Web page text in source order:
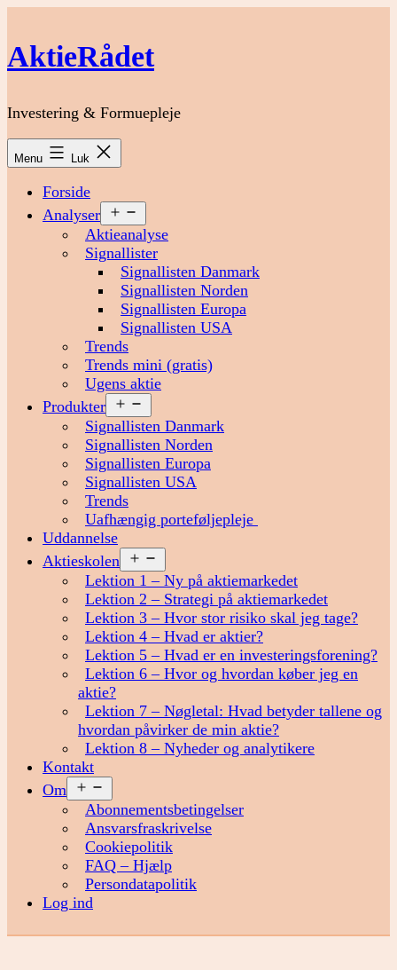
indhold
AktieRådet
Investering & Formuepleje
Menu Luk
Forside
Analyser
menu
Aktieanalyse
Signallister
Signallisten Danmark
Signallisten Norden
Signallisten Europa
Signallisten USA
Trends
Trends mini (gratis)
Ugens aktie
Produkter
menu
Signallisten Danmark
Signallisten Norden
Signallisten Europa
Signallisten USA
Trends
Uafhængig porteføljepleje
Uddannelse
Aktieskolen
menu
Lektion 1 – Ny på aktiemarkedet
Lektion 2 – Strategi på aktiemarkedet
Lektion 3 – Hvor stor risiko skal jeg tage?
Lektion 4 – Hvad er aktier?
Lektion 5 – Hvad er en investeringsforening?
Lektion 6 – Hvor og hvordan køber jeg en
aktie?
Lektion 7 – Nøgletal: Hvad betyder tallene og
hvordan påvirker de min aktie?
Lektion 8 – Nyheder og analytikere
Kontakt
Om
menu
Abonnementsbetingelser
Ansvarsfraskrivelse
Cookiepolitik
FAQ – Hjælp
Persondatapolitik
Log ind